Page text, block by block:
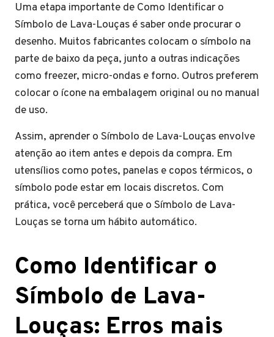
Uma etapa importante de Como Identificar o
Símbolo de Lava-Louças é saber onde procurar o
desenho. Muitos fabricantes colocam o símbolo na
parte de baixo da peça, junto a outras indicações
como freezer, micro-ondas e forno. Outros preferem
colocar o ícone na embalagem original ou no manual
de uso.
Assim, aprender o Símbolo de Lava-Louças envolve
atenção ao item antes e depois da compra. Em
utensílios como potes, panelas e copos térmicos, o
símbolo pode estar em locais discretos. Com
prática, você perceberá que o Símbolo de Lava-
Louças se torna um hábito automático.
Como Identificar o
Símbolo de Lava-
Louças: Erros mais